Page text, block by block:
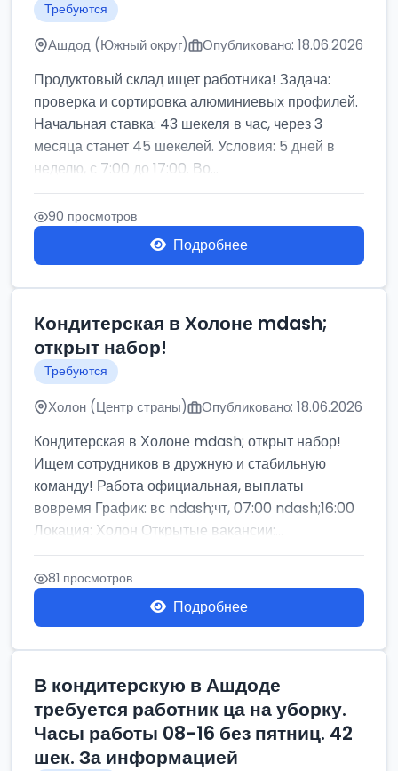
Требуются
Ашдод (Южный округ) Опубликовано: 18.06.2026
Продуктовый склад ищет работника! Задача:
проверка и сортировка алюминиевых профилей.
Начальная ставка: 43 шекеля в час, через 3
месяца станет 45 шекелей. Условия: 5 дней в
неделю, с 7:00 до 17:00. Во...
90 просмотров
Подробнее
Кондитерская в Холоне mdash;
открыт набор!
Требуются
Холон (Центр страны) Опубликовано: 18.06.2026
Кондитерская в Холоне mdash; открыт набор!
Ищем сотрудников в дружную и стабильную
команду! Работа официальная, выплаты
вовремя График: вс ndash;чт, 07:00 ndash;16:00
Локация: Холон Открытые вакансии:...
81 просмотров
Подробнее
В кондитерскую в Ашдоде
требуется работник ца на уборку.
Часы работы 08-16 без пятниц. 42
шек. За информацией